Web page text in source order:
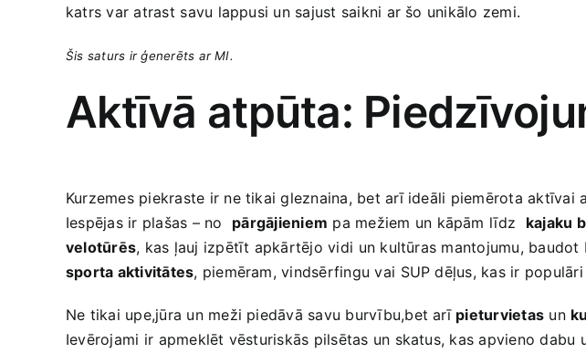
katrs ‍var ‌atrast⁢ savu lappusi un sajust saikni ar ​šo unikālo zemi.
Šis saturs ir ģenerēts ar MI.
Aktīvā ‍atpūta:
Kurzemes piekraste ir ne tikai gleznaina, bet ‍arī ideāli piemērota
Iespējas​ ir plašas – no ⁣ pārgājieniem pa mežiem un kāpām⁢ līdz ⁣ kajaku
velotūrēs, kas ļauj izpētīt apkārtējo vidi ⁢un kultūras‌ mantojumu,
sporta aktivitātes, piemēram, vindsērfingu vai ⁣SUP dēļus, kas ir
Ne ​tikai upe,jūra un meži piedāvā savu burvību,bet arī pieturvietas un
Ievērojami⁤ ir apmeklēt vēsturiskās pilsētas un skatus, kas apvieno